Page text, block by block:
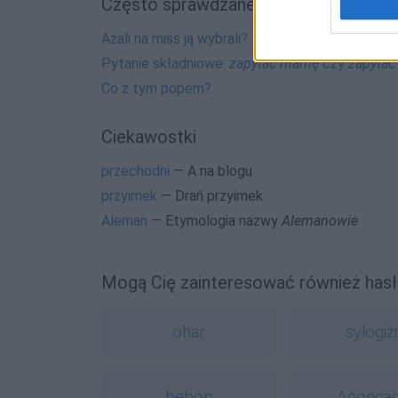
Często sprawdzane
Azali na miss ją wybrali?
Pytanie składniowe: zapytać mamęczy
Co z tym popem?
Ciekawostki
przechodni — A na blogu
przyimek — Drań przyimek
Aleman — Etymologia nazwy Alemanowie
Mogą Cię zainteresować również
ohar